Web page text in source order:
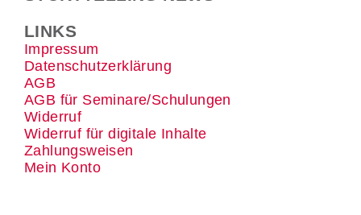
LINKS
Impressum
Datenschutzerklärung
AGB
AGB für Seminare/Schulungen
Widerruf
Widerruf für digitale Inhalte
Zahlungsweisen
Mein Konto